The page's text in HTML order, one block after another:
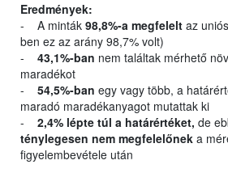
Eredmények:
- A minták 98,8%-a megfelelt az
ben ez az arány 98,7% volt)
- 43,1%-ban nem találtak mérhető
maradékot
- 54,5%-ban egy vagy több, a
maradó maradékanyagot mutattak ki
-
2,4% lépte túl a határértéket, de
ténylegesen nem megfelelőnek a
figyelembevétele után